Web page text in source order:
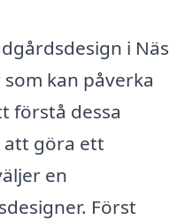
i Näs
kan påverka
förstå dessa
att göra ett
en
Först